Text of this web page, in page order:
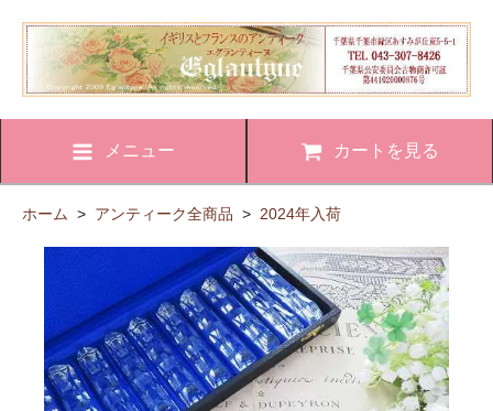
メニュー カートを見る
ホーム > アンティーク全商品 > 2024年入荷